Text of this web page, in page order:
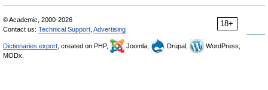
18+
© Academic, 2000-2026
Contact us: Technical Support Advertising
Dictionaries export , created on PHP, Joomla, Drupal,
WordPress,
MODx.